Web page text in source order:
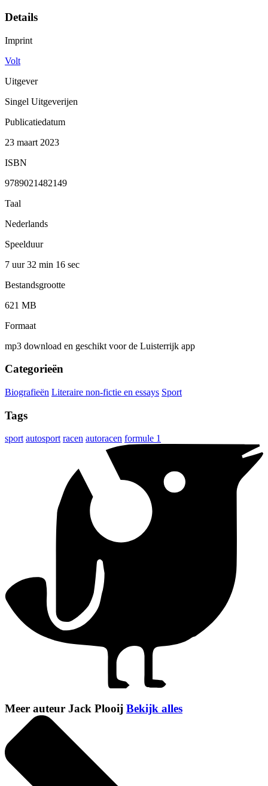
Details
Imprint
Volt
Uitgever
Singel Uitgeverijen
Publicatiedatum
23 maart 2023
ISBN
9789021482149
Taal
Nederlands
Speelduur
7 uur 32 min 16 sec
Bestandsgrootte
621 MB
Formaat
mp3 download en geschikt voor de Luisterrijk app
Categorieën
Biografieën Literaire non-fictie en essays Sport
Tags
sport autosport racen autoracen formule 1
Meer auteur Jack Plooij Bekijk alles